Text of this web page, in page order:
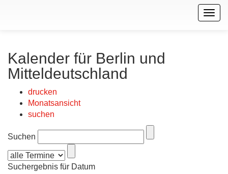
Kalender für Berlin und
Mitteldeutschland
drucken
Monatsansicht
suchen
Suchen
Suchergebnis für Datum